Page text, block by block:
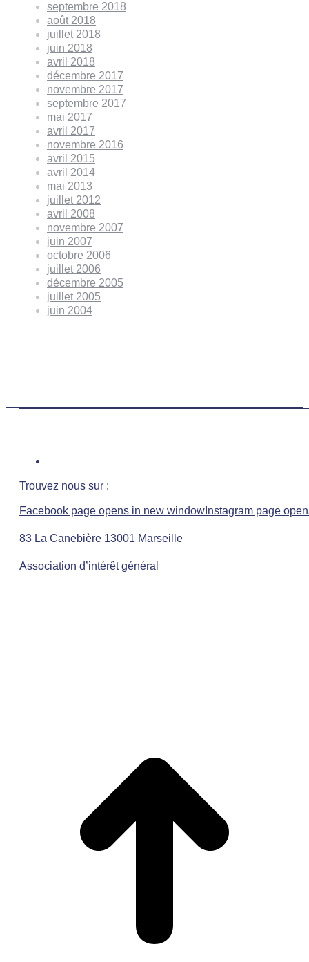
septembre 2018
août 2018
juillet 2018
juin 2018
avril 2018
décembre 2017
novembre 2017
septembre 2017
mai 2017
avril 2017
novembre 2016
avril 2015
avril 2014
mai 2013
juillet 2012
avril 2008
novembre 2007
juin 2007
octobre 2006
juillet 2006
décembre 2005
juillet 2005
juin 2004
Trouvez nous sur :
Facebook page opens in new window Instagram page
83 La Canebière 13001 Marseille
Association d’intérêt général